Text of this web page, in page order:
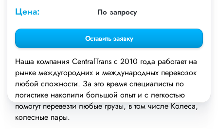
Цена: По запросу
Оставить заявку
Наша компания СentralTrans с 2010 года работает на
рынке междугородних и международных перевозок
любой сложности. За это время специалисты по
логистике накопили большой опыт и с легкостью
помогут перевезти любые грузы, в том числе Колеса,
колесные пары.